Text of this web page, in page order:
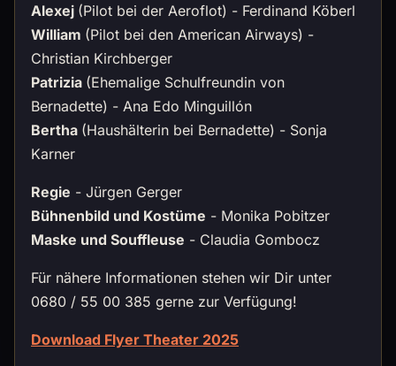
Alexej (Pilot bei der Aeroflot) - Ferdinand Köberl
William (Pilot bei den American Airways) -
Christian Kirchberger
Patrizia (Ehemalige Schulfreundin von
Bernadette) - Ana Edo Minguillón
Bertha (Haushälterin bei Bernadette) - Sonja
Karner
Regie - Jürgen Gerger
Bühnenbild und Kostüme - Monika Pobitzer
Maske und Souffleuse - Claudia Gombocz
Für nähere Informationen stehen wir Dir unter
0680 / 55 00 385 gerne zur Verfügung!
Download Flyer Theater 2025